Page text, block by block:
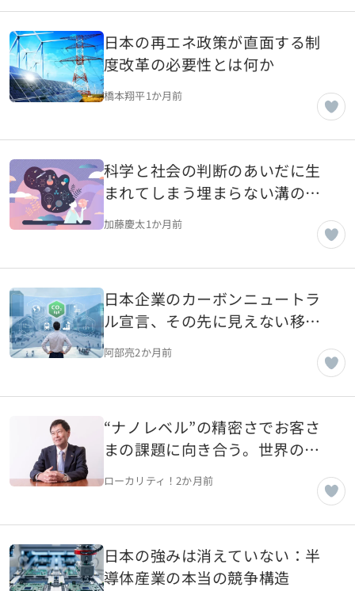
日本の再エネ政策が直面する制
度改革の必要性とは何か
橋本翔平1か月前
科学と社会の判断のあいだに生
まれてしまう埋まらない溝の正
体とは
加藤慶太1か月前
日本企業のカーボンニュートラ
ル宣言、その先に見えない移行
計画の現実
阿部亮2か月前
“ナノレベル”の精密さでお客さ
まの課題に向き合う。世界の産
業の未来を切り開く放電加工機
の先駆者【神奈川県横浜市】
ローカリティ！2か月前
日本の強みは消えていない：半
導体産業の本当の競争構造